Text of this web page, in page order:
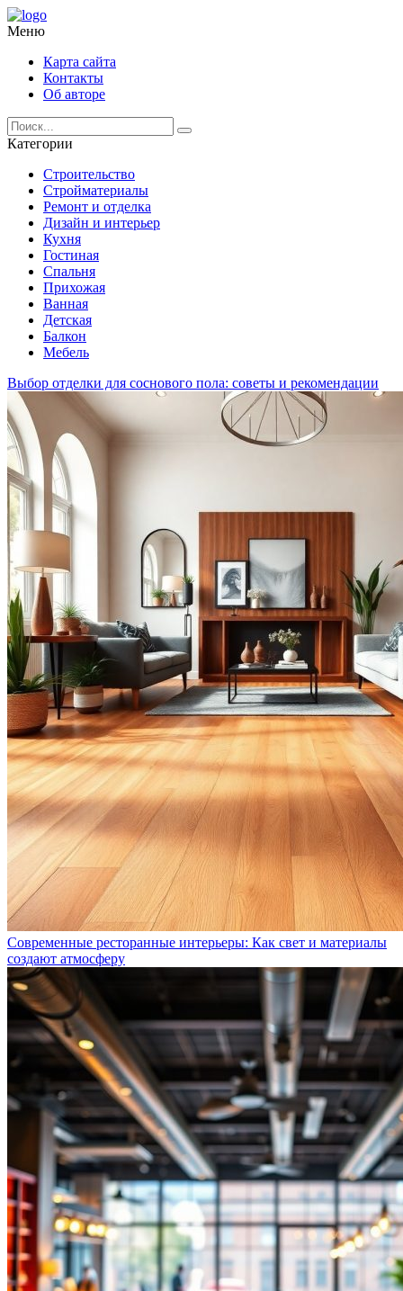
Меню
Карта сайта
Контакты
Об авторе
Категории
Строительство
Стройматериалы
Ремонт и отделка
Дизайн и интерьер
Кухня
Гостиная
Спальня
Прихожая
Ванная
Детская
Балкон
Мебель
Выбор отделки для соснового пола: советы и рекомендации
Современные ресторанные интерьеры: Как свет и материалы
создают атмосферу